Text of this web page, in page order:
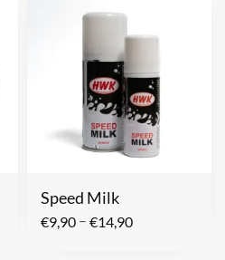
Speed Milk
€9,90 – €14,90